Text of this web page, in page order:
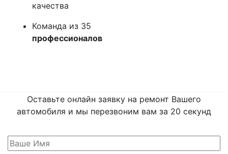
качества
Команда из 35
профессионалов
Оставьте онлайн заявку на ремонт Вашего
автомобиля и мы перезвоним вам за 20 секунд